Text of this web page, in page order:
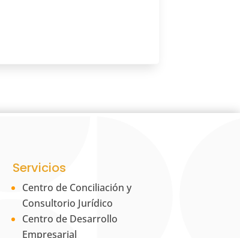
Servicios
Centro de Conciliación y
Consultorio Jurídico
Centro de Desarrollo
Empresarial